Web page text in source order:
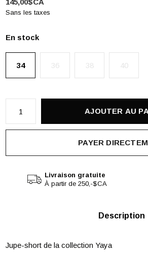
145,00$CA
Sans les taxes
En stock
34 36 38 40
AJOUTER AU
PAYER
Livraison gratuite
À partir de 250,-$CA
Description
Jupe-short de la collection Yaya